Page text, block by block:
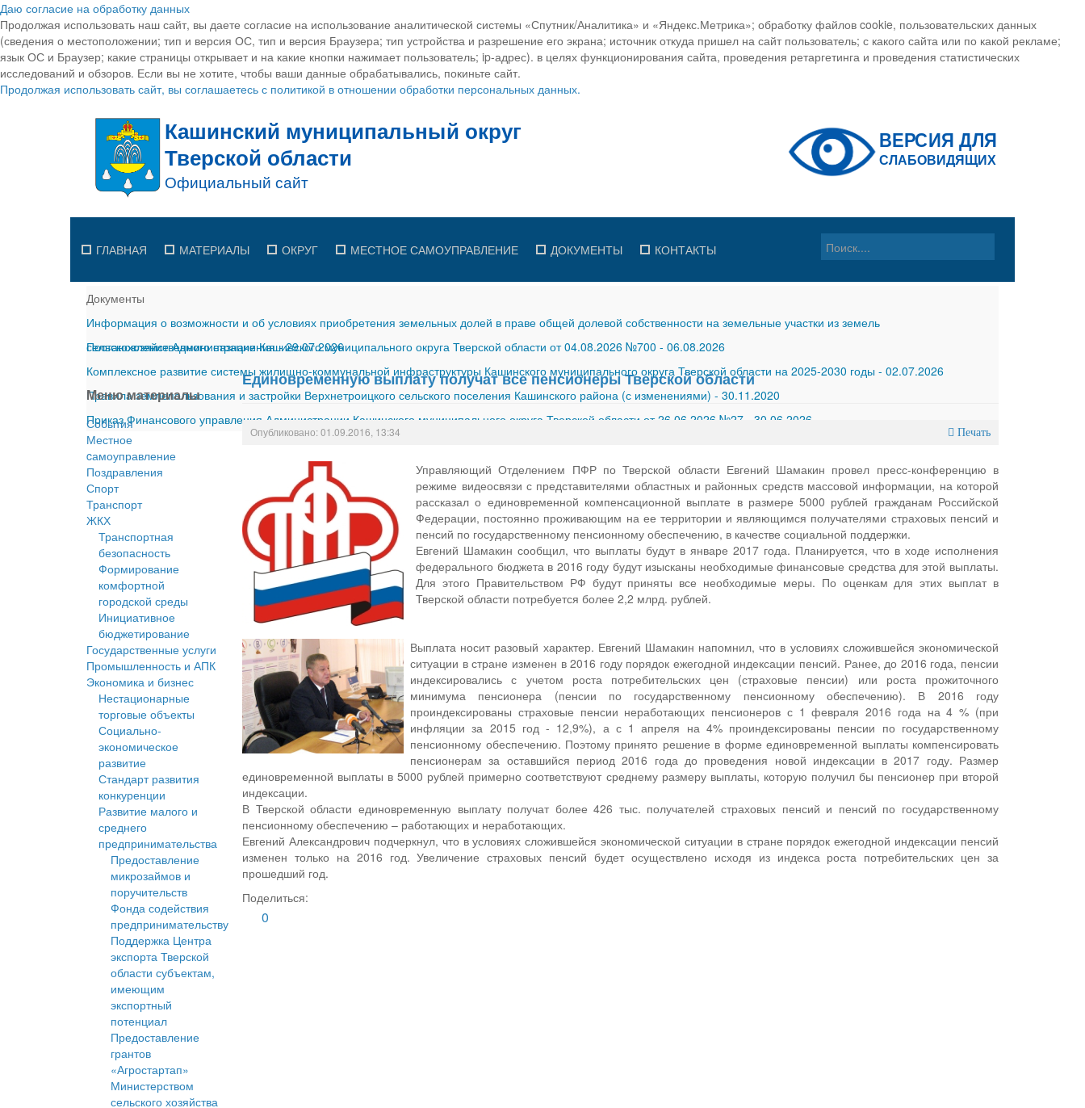
Даю согласие на обработку данных
Продолжая использовать наш сайт, вы даете согласие на использование аналитической системы «Спутник/Аналитика» и «Яндекс.Метрика»; обработку файлов cookie, пользовательских данных
(сведения о местоположении; тип и версия ОС, тип и версия Браузера; тип устройства и разрешение его экрана; источник откуда пришел на сайт пользователь; с какого сайта или по какой рекламе;
язык ОС и Браузер; какие страницы открывает и на какие кнопки нажимает пользователь; ip-адрес). в целях функционирования сайта, проведения ретаргетинга и проведения статистических
исследований и обзоров. Если вы не хотите, чтобы ваши данные обрабатывались, покиньте сайт.
Продолжая использовать сайт, вы соглашаетесь с политикой в отношении обработки персональных данных.
ГЛАВНАЯ МАТЕРИАЛЫ ОКРУГ МЕСТНОЕ САМОУПРАВЛЕНИЕ ДОКУМЕНТЫ КОНТАКТЫ
Документы
Информация о возможности и об условиях приобретения земельных долей в праве общей долевой собственности на земельные участки из земель
сельскохозяйственного назначения-29.07.2026
Постановление Администрации Кашинского муниципального округа Тверской области от 04.08.2026 №700 - 06.08.2026
Комплексное развитие системы жилищно-коммунальной инфраструктуры Кашинского муниципального округа Тверской области на 2025-2030 годы - 02.07.2026
Правила землепользования и застройки Верхнетроицкого сельского поселения Кашинского района (с изменениями) - 30.11.2020
Приказ Финансового управления Администрации Кашинского муниципального округа Тверской области от 26.06.2026 №27
30.06.2026
Меню материалы
События
Местное
cамоуправление
Поздравления
Спорт
Транспорт
ЖКХ
Транспортная
безопасность
Формирование
комфортной
городской среды
Инициативное
бюджетирование
Государственные услуги
Промышленность и АПК
Экономика и бизнес
Нестационарные
торговые объекты
Социально-
экономическое
развитие
Стандарт развития
конкуренции
Развитие малого и
среднего
предпринимательства
Предоставление
микрозаймов и
поручительств
Фонда содействия
предпринимательству
Поддержка Центра
экспорта Тверской
области субъектам,
имеющим
экспортный
потенциал
Предоставление
грантов
«Агростартап»
Министерством
сельского хозяйства
Единовременную выплату получат все пенсионеры Тверской области
Опубликовано: 01.09.2016, 13:34 Печать
Управляющий Отделением ПФР по Тверской области Евгений Шамакин провел пресс-конференцию в
режиме видеосвязи с представителями областных и районных средств массовой информации, на которой
рассказал о единовременной компенсационной выплате в размере 5000 рублей гражданам Российской
Федерации, постоянно проживающим на ее территории и являющимся получателями страховых пенсий и
пенсий по государственному пенсионному обеспечению, в качестве социальной поддержки.
Евгений Шамакин сообщил, что выплаты будут в январе 2017 года. Планируется, что в ходе исполнения
федерального бюджета в 2016 году будут изысканы необходимые финансовые средства для этой выплаты.
Для этого Правительством РФ будут приняты все необходимые меры. По оценкам для этих выплат в
Тверской области потребуется более 2,2 млрд. рублей.
Выплата носит разовый характер. Евгений Шамакин напомнил, что в условиях сложившейся экономической
ситуации в стране изменен в 2016 году порядок ежегодной индексации пенсий. Ранее, до 2016 года, пенсии
индексировались с учетом роста потребительских цен (страховые пенсии) или роста прожиточного
минимума пенсионера (пенсии по государственному пенсионному обеспечению). В 2016 году
проиндексированы страховые пенсии неработающих пенсионеров с 1 февраля 2016 года на 4 % (при
инфляции за 2015 год - 12,9%), а с 1 апреля на 4% проиндексированы пенсии по государственному
пенсионному обеспечению. Поэтому принято решение в форме единовременной выплаты компенсировать
пенсионерам за оставшийся период 2016 года до проведения новой индексации в 2017 году. Размер
единовременной выплаты в 5000 рублей примерно соответствуют среднему размеру выплаты, которую получил бы пенсионер при второй
индексации.
В Тверской области единовременную выплату получат более 426 тыс. получателей страховых пенсий и пенсий по государственному
пенсионному обеспечению – работающих и неработающих.
Евгений Александрович подчеркнул, что в условиях сложившейся экономической ситуации в стране порядок ежегодной индексации пенсий
изменен только на 2016 год. Увеличение страховых пенсий будет осуществлено исходя из индекса роста потребительских цен за
прошедший год.
Поделиться:
0